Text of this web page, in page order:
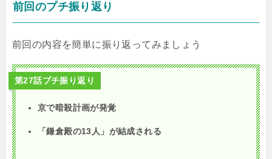
前回のプチ振り返り
前回の内容を簡単に振り返ってみましょう
第27話プチ振り返り
京で暗殺計画が発覚
「鎌倉殿の13人」が結成される